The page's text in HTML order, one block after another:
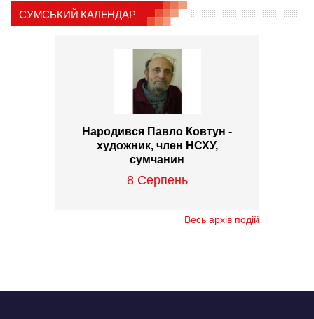
СУМСЬКИЙ КАЛЕНДАР
Народився Павло Ковтун -
художник, член НСХУ,
сумчанин
8 Серпень
Весь архів подій